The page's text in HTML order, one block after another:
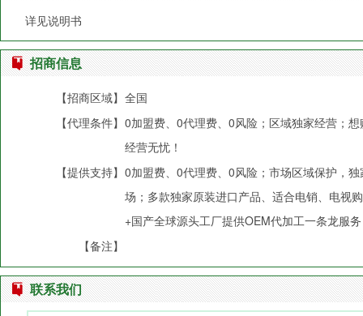
详见说明书
招商信息
【招商区域】 全国
【代理条件】 0加盟费、0代理费、0风险；区域独家经营；
经营无忧！
【提供支持】 0加盟费、0代理费、0风险；市场区域保护，
场；多款独家原装进口产品、适合电销、电视
+国产全球源头工厂提供OEM代加工一条龙服
【备注】
联系我们